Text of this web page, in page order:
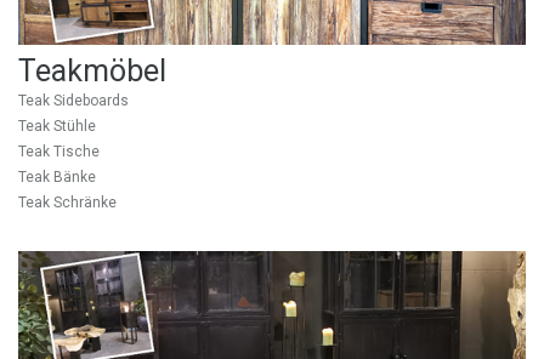
Teakmöbel
Teak Sideboards
Teak Stühle
Teak Tische
Teak Bänke
Teak Schränke